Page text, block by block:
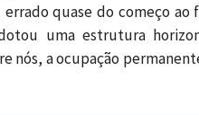
errado quase do começo
uma estrutura
nós, a ocupação